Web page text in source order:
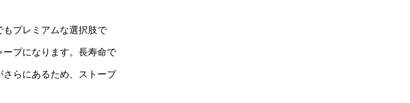
プレミアムな選択肢で
プになります。長寿命で
らにあるため、ストーブ